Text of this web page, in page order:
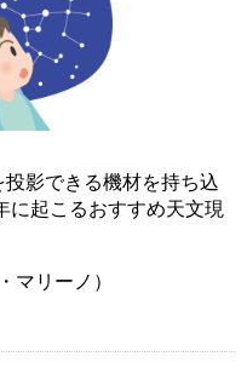
影できる機材を持ち込
に起こるおすすめ天文現
マリーノ）​​​